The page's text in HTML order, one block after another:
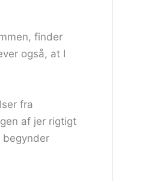
finder
også, at I
fra
af jer rigtigt
begynder